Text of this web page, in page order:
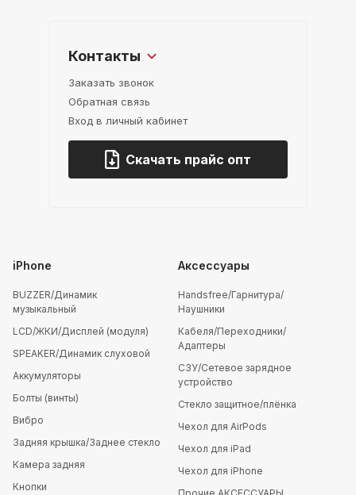
iPhone
BUZZER/Динамик
музыкальный
LCD/ЖКИ/Дисплей (модуля)
SPEAKER/Динамик слуховой
Аккумуляторы
Болты (винты)
Вибро
Задняя крышка/Заднее стекло
Камера задняя
Кнопки
Аксессуары
Handsfree/Гарнитура/
Наушники
Кабеля/Переходники/
Адаптеры
СЗУ/Сетевое зарядное
устройство
Стекло защитное/плёнка
Чехол для AirPods
Чехол для iPad
Чехол для iPhone
Контакты
Заказать звонок
Обратная связь
Вход в личный кабинет
Скачать прайс опт